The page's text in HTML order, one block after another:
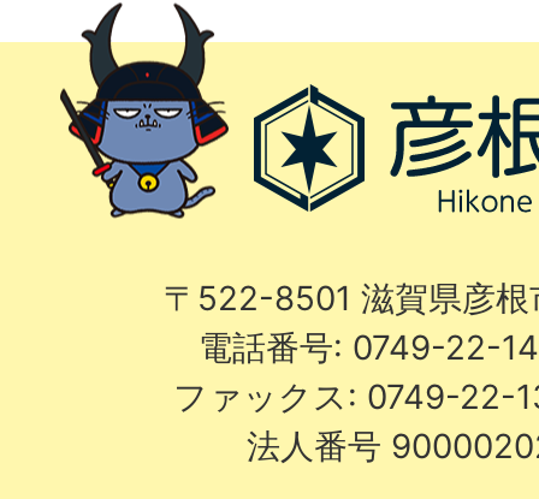
〒522-8501 滋賀県彦
電話番号: 0749-22-
ファックス: 0749-22-
法人番号